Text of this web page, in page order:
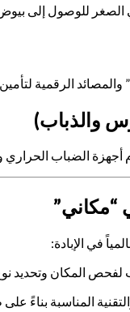
الرقمية
أجهزة الضباب
“مكاني”
في الإبادة:
المكان وتحديد
والتقنية المناسبة